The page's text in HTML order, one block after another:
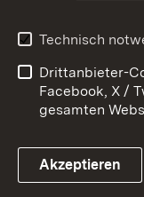
Link zum
Barrierefreiheit
Impressum
Technisch
Drittanbieter-
Facebook, X /
gesamten
Akzeptieren